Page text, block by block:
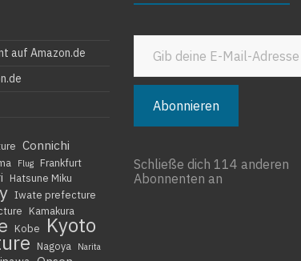
auf Amazon.de
Connichi
Flug
Frankfurt
Hatsune Miku
Iwate prefecture
Kamakura
Kobe Kyoto
Nagoya Narita
Gib deine E-Mail-Adresse ein ...
Abonnieren
Schließe dich 114 anderen
Abonnenten an